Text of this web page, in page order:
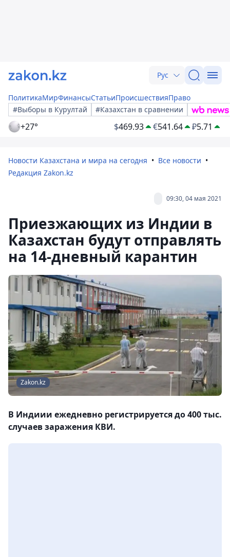
Рус
ПолитикаМирФинансыСтатьиПроисшествияПраво
#Выборы в Курултай
#Казахстан в сравнении
+27° $469.93 €541.64 ₽5.71
Новости Казахстана и мира на сегодня
Все новости
Редакция Zakon.kz
09:30, 04 мая 2021
Приезжающих из Индии в
Казахстан будут отправлять
на 14-дневный карантин
Zakon.kz
В Индиии ежедневно регистрируется до 400 тыс.
случаев заражения КВИ.